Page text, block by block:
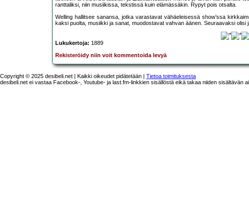
ranttaliksi, niin musiikissa, tekstissä kuin elämässäkin. Rypyt pois otsalta.
Welling hallitsee sanansa, jotka varastavat vähäeleisessä show’ssa
kaksi puolta, musiikki ja sanat, muodostavat vahvan äänen. Seuraavaksi
Lukukertoja: 1889
Rekisteröidy niin voit kommentoida levyä
Copyright © 2025 desibeli.net | Kaikki oikeudet pidätetään | Tietoa toimituksesta
desibeli.net ei vastaa Facebook-, Youtube- ja last.fm-linkkien sisällöstä eikä takaa niiden sisältävän